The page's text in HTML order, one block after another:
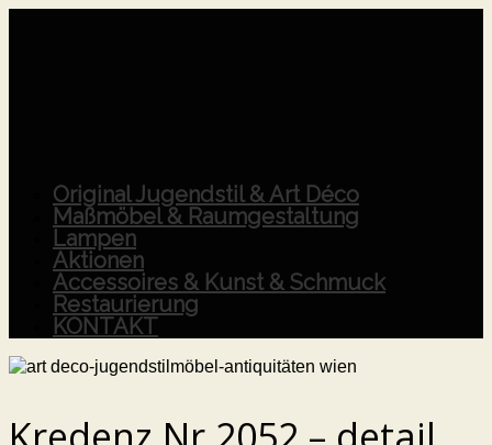
Original Jugendstil & Art Déco
Maßmöbel & Raumgestaltung
Lampen
Aktionen
Accessoires & Kunst & Schmuck
Restaurierung
KONTAKT